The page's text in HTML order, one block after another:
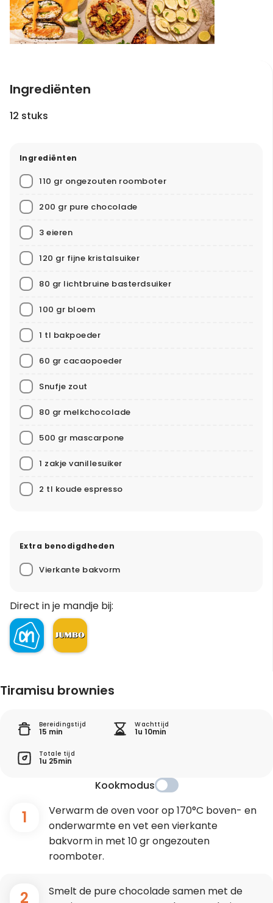
Ingrediënten
12 stuks
Ingrediënten
110 gr ongezouten roomboter
200 gr pure chocolade
3 eieren
120 gr fijne kristalsuiker
80 gr lichtbruine basterdsuiker
100 gr bloem
1 tl bakpoeder
60 gr cacaopoeder
Snufje zout
80 gr melkchocolade
500 gr mascarpone
1 zakje vanillesuiker
2 tl koude espresso
Extra benodigdheden
Vierkante bakvorm
Direct in je mandje bij:
Tiramisu brownies
Bereidingstijd
15 min
Wachttijd
1u 10min
Totale tijd
1u 25min
Kookmodus
1
Verwarm de oven voor op 170°C boven- en
onderwarmte en vet een vierkante
bakvorm in met 10 gr ongezouten
roomboter.
2
Smelt de pure chocolade samen met de